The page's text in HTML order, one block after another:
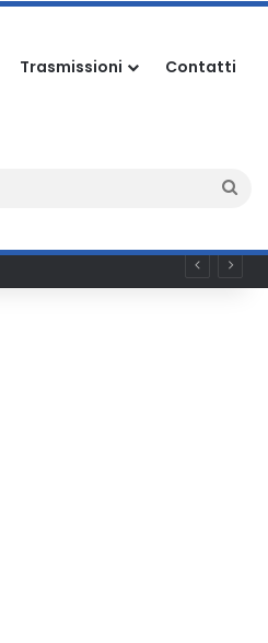
Trasmissioni Contatti